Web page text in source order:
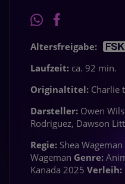
Altersfreigabe:
Laufzeit: ca. 92 min.
Originaltitel: Charlie
Darsteller: Owen
Rodriguez, Dawson
Regie: Shea Wageman
Wageman Genre:
Kanada 2025 Verleih: